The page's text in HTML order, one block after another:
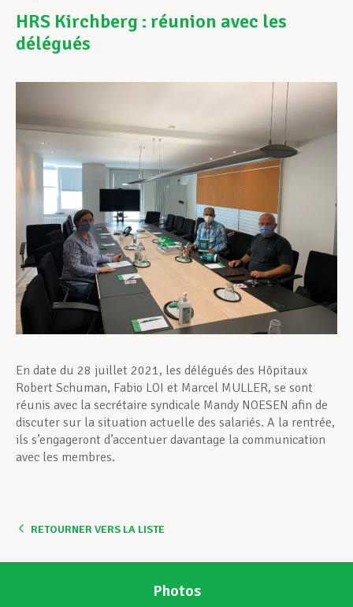
Vos droits
Développement professionnel
Devenir Membre
Actualités
HRS Kirchberg : réunion avec les
délégués
En date du 28 juillet 2021, les délégués des Hôpitaux
Robert Schuman, Fabio LOI et Marcel MULLER, se sont
réunis avec la secrétaire syndicale Mandy NOESEN afin de
discuter sur la situation actuelle des salariés. A la rentrée,
ils s’engageront d’accentuer davantage la communication
avec les membres.
RETOURNER VERS LA LISTE
Photos